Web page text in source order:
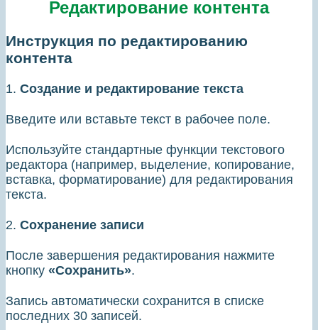
Редактирование контента
Инструкция по редактированию
контента
1. Создание и редактирование текста
Введите или вставьте текст в рабочее поле.
Используйте стандартные функции текстового
редактора (например, выделение, копирование,
вставка, форматирование) для редактирования
текста.
2. Сохранение записи
После завершения редактирования нажмите
кнопку «Сохранить».
Запись автоматически сохранится в списке
последних 30 записей.